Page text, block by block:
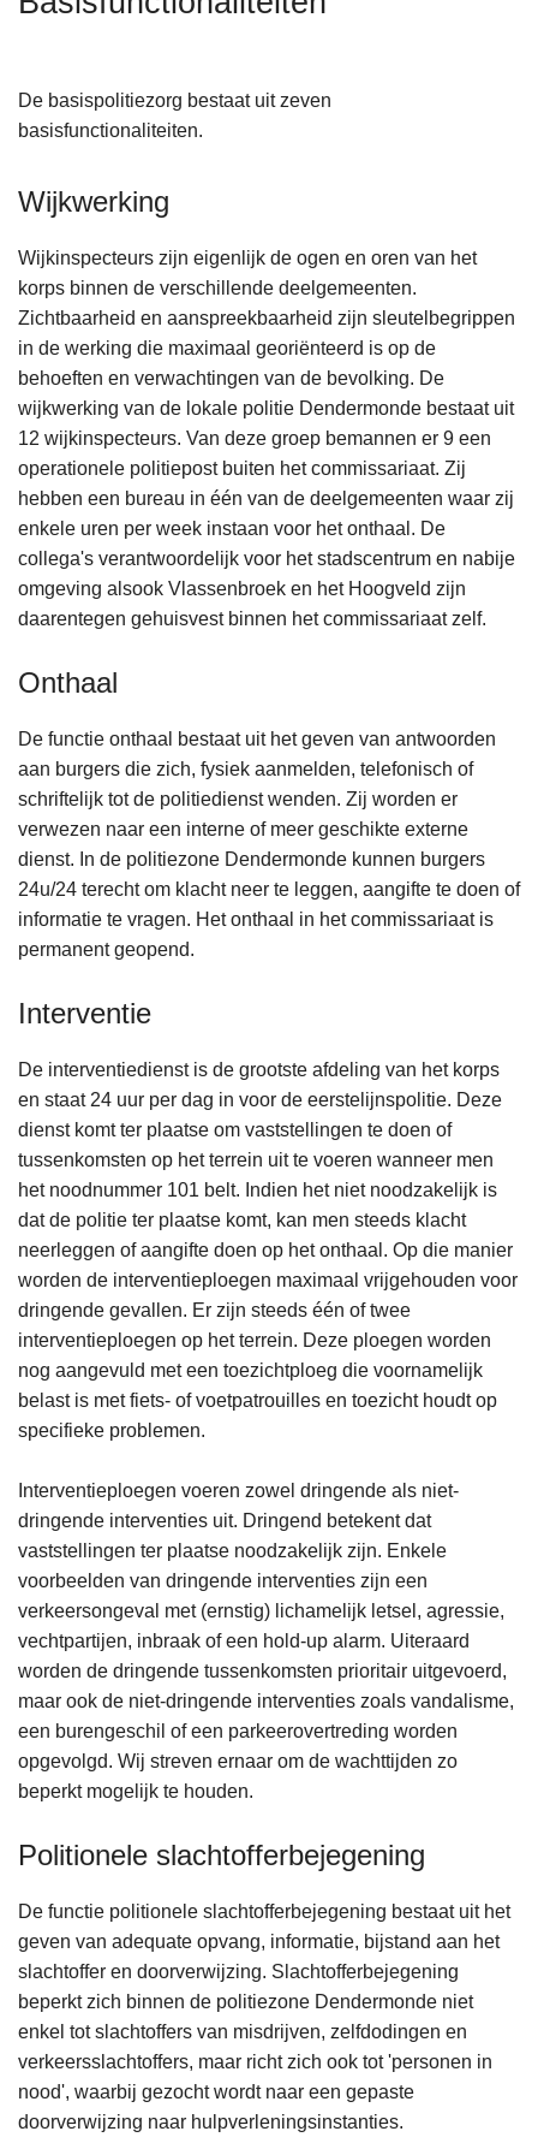
De basispolitiezorg bestaat uit zeven
basisfunctionaliteiten.
Wijkwerking
Wijkinspecteurs zijn eigenlijk de ogen en oren van het
korps binnen de verschillende deelgemeenten.
Zichtbaarheid en aanspreekbaarheid zijn sleutelbegrippen
in de werking die maximaal georiënteerd is op de
behoeften en verwachtingen van de bevolking. De
wijkwerking van de lokale politie Dendermonde bestaat uit
12 wijkinspecteurs. Van deze groep bemannen er 9 een
operationele politiepost buiten het commissariaat. Zij
hebben een bureau in één van de deelgemeenten waar zij
enkele uren per week instaan voor het onthaal. De
collega's verantwoordelijk voor het stadscentrum en nabije
omgeving alsook Vlassenbroek en het Hoogveld zijn
daarentegen gehuisvest binnen het commissariaat zelf.
Onthaal
De functie onthaal bestaat uit het geven van antwoorden
aan burgers die zich, fysiek aanmelden, telefonisch of
schriftelijk tot de politiedienst wenden. Zij worden er
verwezen naar een interne of meer geschikte externe
dienst. In de politiezone Dendermonde kunnen burgers
24u/24 terecht om klacht neer te leggen, aangifte te doen of
informatie te vragen. Het onthaal in het commissariaat is
permanent geopend.
Interventie
De interventiedienst is de grootste afdeling van het korps
en staat 24 uur per dag in voor de eerstelijnspolitie. Deze
dienst komt ter plaatse om vaststellingen te doen of
tussenkomsten op het terrein uit te voeren wanneer men
het noodnummer 101 belt. Indien het niet noodzakelijk is
dat de politie ter plaatse komt, kan men steeds klacht
neerleggen of aangifte doen op het onthaal. Op die manier
worden de interventieploegen maximaal vrijgehouden voor
dringende gevallen. Er zijn steeds één of twee
interventieploegen op het terrein. Deze ploegen worden
nog aangevuld met een toezichtploeg die voornamelijk
belast is met fiets- of voetpatrouilles en toezicht houdt op
specifieke problemen.
Interventieploegen voeren zowel dringende als niet-
dringende interventies uit. Dringend betekent dat
vaststellingen ter plaatse noodzakelijk zijn. Enkele
voorbeelden van dringende interventies zijn een
verkeersongeval met (ernstig) lichamelijk letsel, agressie,
vechtpartijen, inbraak of een hold-up alarm. Uiteraard
worden de dringende tussenkomsten prioritair uitgevoerd,
maar ook de niet-dringende interventies zoals vandalisme,
een burengeschil of een parkeerovertreding worden
opgevolgd. Wij streven ernaar om de wachttijden zo
beperkt mogelijk te houden.
Politionele slachtofferbejegening
De functie politionele slachtofferbejegening bestaat uit het
geven van adequate opvang, informatie, bijstand aan het
slachtoffer en doorverwijzing. Slachtofferbejegening
beperkt zich binnen de politiezone Dendermonde niet
enkel tot slachtoffers van misdrijven, zelfdodingen en
verkeersslachtoffers, maar richt zich ook tot 'personen in
nood', waarbij gezocht wordt naar een gepaste
doorverwijzing naar hulpverleningsinstanties.